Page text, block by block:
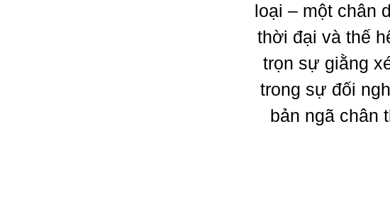
loại – một chân
thời đại và thế
trọn sự giằng
trong sự đối
bản ngã chân